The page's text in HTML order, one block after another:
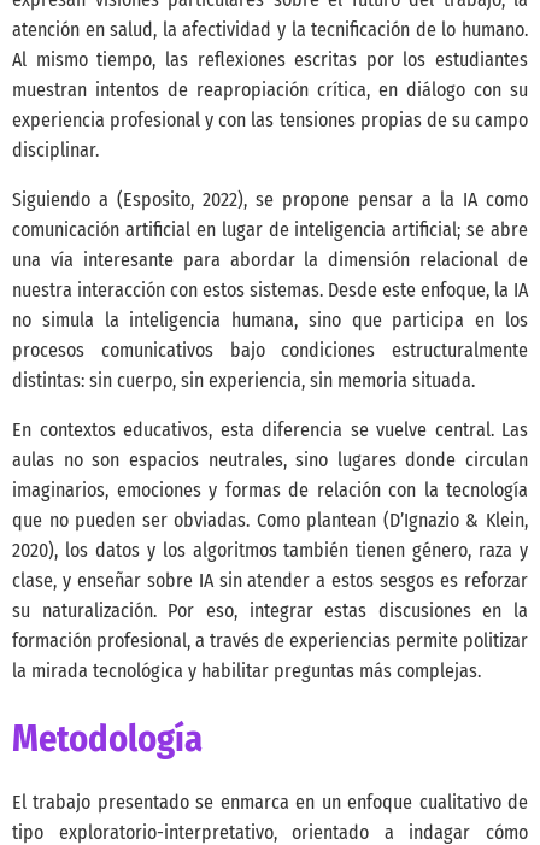
atención en salud, la afectividad y la tecnificación de lo humano.
Al mismo tiempo, las reflexiones escritas por los estudiantes
muestran intentos de reapropiación crítica, en diálogo con su
experiencia profesional y con las tensiones propias de su campo
disciplinar.
Siguiendo a (Esposito, 2022), se propone pensar a la IA como
comunicación artificial en lugar de inteligencia artificial; se abre
una vía interesante para abordar la dimensión relacional de
nuestra interacción con estos sistemas. Desde este enfoque, la IA
no simula la inteligencia humana, sino que participa en los
procesos comunicativos bajo condiciones estructuralmente
distintas: sin cuerpo, sin experiencia, sin memoria situada.
En contextos educativos, esta diferencia se vuelve central. Las
aulas no son espacios neutrales, sino lugares donde circulan
imaginarios, emociones y formas de relación con la tecnología
que no pueden ser obviadas. Como plantean (D’Ignazio & Klein,
2020), los datos y los algoritmos también tienen género, raza y
clase, y enseñar sobre IA sin atender a estos sesgos es reforzar
su naturalización. Por eso, integrar estas discusiones en la
formación profesional, a través de experiencias permite politizar
la mirada tecnológica y habilitar preguntas más complejas.
Metodología
El trabajo presentado se enmarca en un enfoque cualitativo de
tipo exploratorio-interpretativo, orientado a indagar cómo